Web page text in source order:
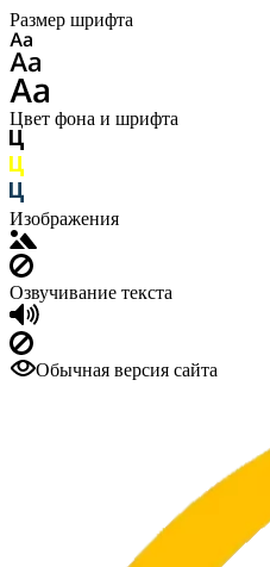
Размер шрифта
Цвет фона и шрифта
Изображения
Озвучивание текста
Обычная версия сайта